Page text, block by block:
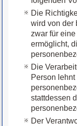
Die
wird von der
zwar für
ermöglicht,
Die
Person
stattdessen
Der